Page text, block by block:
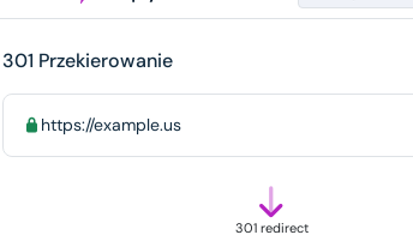
301 Przekierowanie
https://example.us
301 redirect